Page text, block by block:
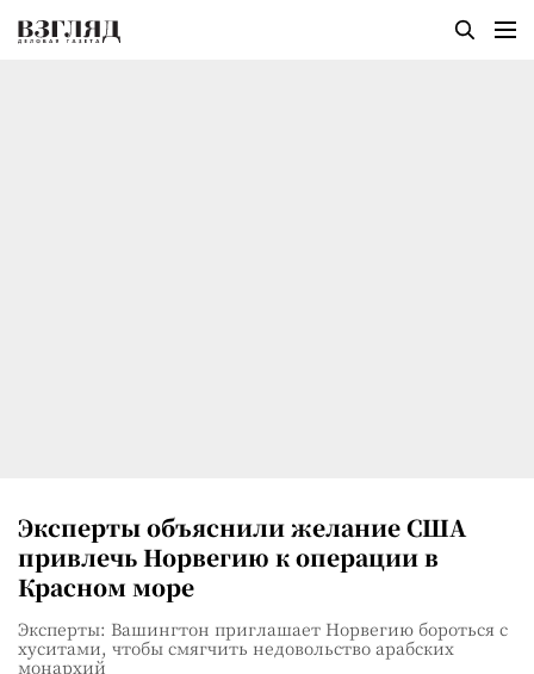
Эксперты объяснили желание США
привлечь Норвегию к операции в
Красном море
Эксперты: Вашингтон приглашает Норвегию бороться с
хуситами, чтобы смягчить недовольство арабских
монархий